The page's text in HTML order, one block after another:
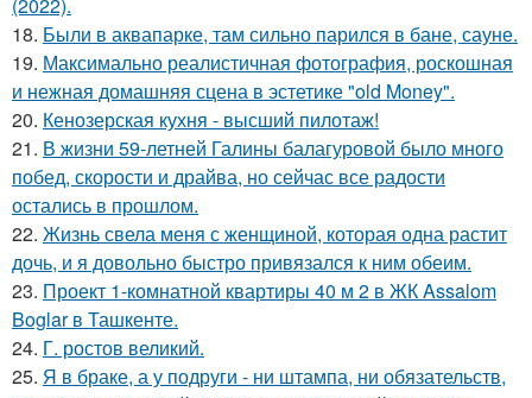
(2022).
18. Были в аквапарке, там сильно парился в бане, сауне.
19. Максимально реалистичная фотография, роскошная
и нежная домашняя сцена в эстетике "old Money".
20. Кенозерская кухня - высший пилотаж!
21. В жизни 59-летней Галины балагуровой было много
побед, скорости и драйва, но сейчас все радости
остались в прошлом.
22. Жизнь свела меня с женщиной, которая одна растит
дочь, и я довольно быстро привязался к ним обеим.
23. Проект 1-комнатной квартиры 40 м 2 в ЖК Assalom
Boglar в Ташкенте.
24. Г. ростов великий.
25. Я в браке, а у подруги - ни штампа, ни обязательств,